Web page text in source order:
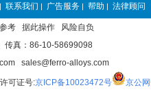
| 联系我们 | 广告服务 | 帮助 | 法律顾问
考 据此操作 风险自负
真：86-10-58699098
sales@ferro-alloys.com
可证号:京ICP备10023472号 京公